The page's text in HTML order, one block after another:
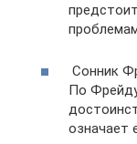
Сонник
По
означает